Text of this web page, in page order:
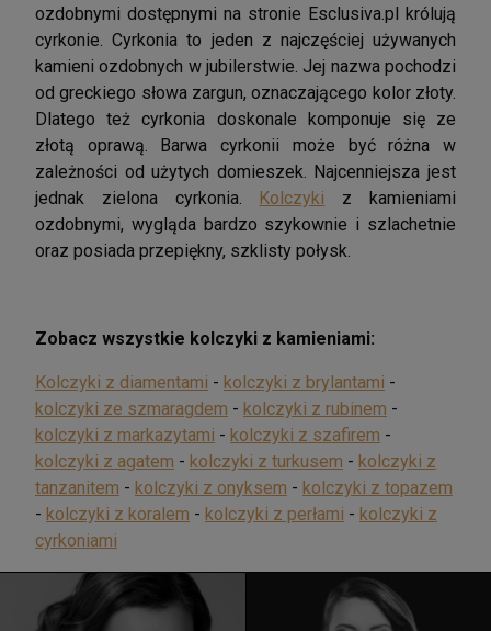
ozdobnymi dostępnymi na stronie Esclusiva.pl królują
cyrkonie. Cyrkonia to jeden z najczęściej używanych
kamieni ozdobnych w jubilerstwie. Jej nazwa pochodzi
od greckiego słowa zargun, oznaczającego kolor złoty.
Dlatego też cyrkonia doskonale komponuje się ze
złotą oprawą. Barwa cyrkonii może być różna w
zależności od użytych domieszek. Najcenniejsza jest
jednak zielona cyrkonia.
Kolczyki z kamieniami
ozdobnymi, wygląda bardzo szykownie i szlachetnie
oraz posiada przepiękny, szklisty połysk.
Zobacz wszystkie kolczyki z kamieniami:
Kolczyki z diamentami - kolczyki z brylantami -
kolczyki ze szmaragdem - kolczyki z rubinem -
kolczyki z markazytami - kolczyki z szafirem -
kolczyki z agatem - kolczyki z turkusem - kolczyki z
tanzanitem - kolczyki z onyksem - kolczyki z topazem
- kolczyki z koralem - kolczyki z perłami - kolczyki z
cyrkoniami